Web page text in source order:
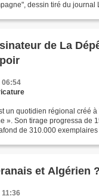
dessin tiré du journal
de La
06:54
un quotidien régional créé
». Son tirage progressa de
de 310.000
et Algérien ?
11:36